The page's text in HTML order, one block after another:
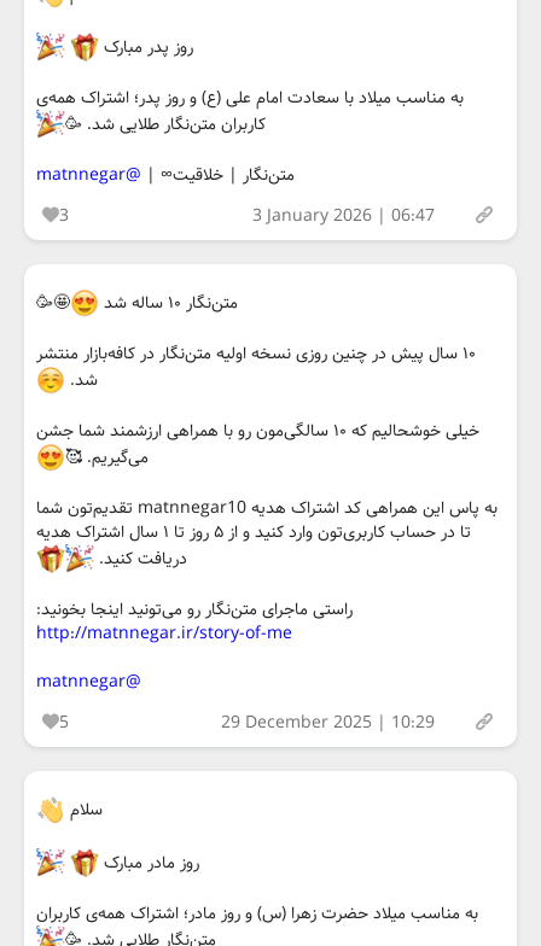
روز پدر مبارک
به مناسب میلاد با سعادت امام علی (ع) و روز پدر؛ اشتراک همه‌ی
کاربران متن‌نگار طلایی شد. 🥳
متن‌نگار | خلاقیت∞ | @matnnegar
3
3 January 2026 | 06:47
متن‌نگار ۱۰ ساله شد
🤩🥳
۱۰ سال پیش در چنین روزی نسخه اولیه متن‌نگار در کافه‌بازار منتشر
شد.
خیلی خوشحالیم که ۱۰ سالگی‌مون رو با همراهی ارزشمند شما جشن
می‌گیریم. 🥰
به پاس این همراهی کد اشتراک هدیه matnnegar10 تقدیم‌تون شما
تا در حساب کاربری‌تون وارد کنید و از ۵ روز تا ۱ سال اشتراک هدیه
دریافت کنید.
راستی ماجرای متن‌نگار رو می‌تونید اینجا بخونید:
http://matnnegar.ir/story-of-me
@matnnegar
5
29 December 2025 | 10:29
سلام
روز مادر مبارک
به مناسب میلاد حضرت زهرا (س) و روز مادر؛ اشتراک همه‌ی کاربران
متن‌نگار طلایی شد. 🥳